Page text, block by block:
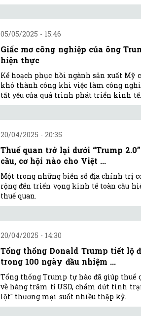
05/05/2025 - 15:46
Giấc mơ công nghiệp của ông
hiện thực
Kế hoạch phục hồi ngành sản xuất Mỹ
khó thành công khi việc làm công
tất yếu của quá trình phát triển kinh tế.
20/04/2025 - 20:35
Thuế quan trở lại dưới “Trump
cầu, cơ hội nào cho Việt ...
Một trong những biến số địa chính trị
rộng đến triển vọng kinh tế toàn cầu
thuế quan.
20/04/2025 - 14:30
Tổng thống Donald Trump tiết lộ
trong 100 ngày đầu nhiệm ...
Tổng thống Trump tự hào đã giúp thuế
về hàng trăm tỉ USD, chấm dứt tình
lột" thương mại suốt nhiều thập kỷ.